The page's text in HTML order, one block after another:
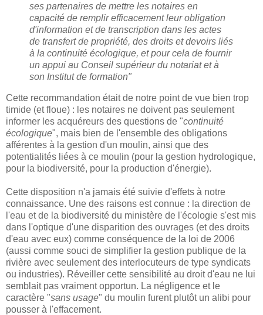
ses partenaires de mettre les notaires en
capacité de remplir efficacement leur obligation
d'information et de transcription dans les actes
de transfert de propriété, des droits et devoirs liés
à la continuité écologique, et pour cela de fournir
un appui au Conseil supérieur du notariat et à
son Institut de formation"
Cette recommandation était de notre point de vue bien trop
timide (et floue) : les notaires ne doivent pas seulement
informer les acquéreurs des questions de "continuité
écologique", mais bien de l'ensemble des obligations
afférentes à la gestion d'un moulin, ainsi que des
potentialités liées à ce moulin (pour la gestion hydrologique,
pour la biodiversité, pour la production d'énergie).
Cette disposition n'a jamais été suivie d'effets à notre
connaissance. Une des raisons est connue : la direction de
l'eau et de la biodiversité du ministère de l'écologie s'est mis
dans l'optique d'une disparition des ouvrages (et des droits
d'eau avec eux) comme conséquence de la loi de 2006
(aussi comme souci de simplifier la gestion publique de la
rivière avec seulement des interlocuteurs de type syndicats
ou industries). Réveiller cette sensibilité au droit d'eau ne lui
semblait pas vraiment opportun. La négligence et le
caractère "sans usage" du moulin furent plutôt un alibi pour
pousser à l'effacement.